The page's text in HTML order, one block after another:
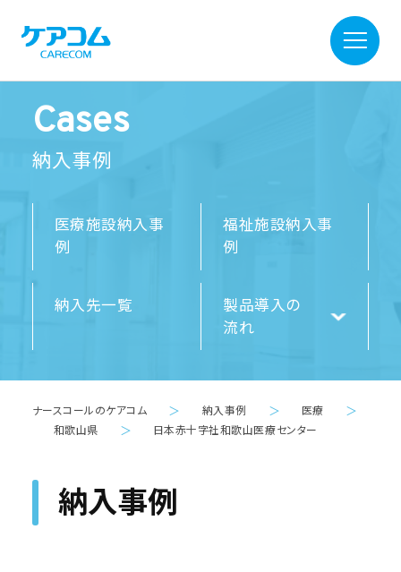
Cases
納入事例
医療施設納入事
例
福祉施設納入事
例
納入先一覧
製品導入の
流れ
ナースコールのケアコム ＞ 納入事例 ＞ 医療 ＞
和歌山県 ＞ 日本赤十字社和歌山医療センター
納入事例